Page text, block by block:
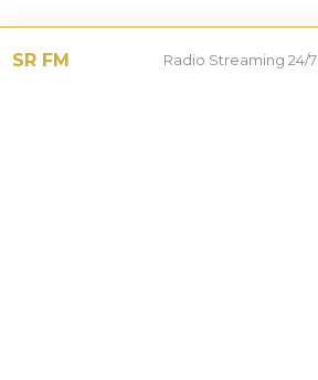
SR FM Radio Streaming 24/7